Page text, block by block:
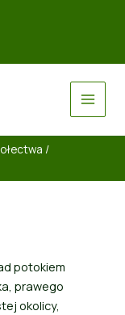
/
potokiem
prawego
okolicy,